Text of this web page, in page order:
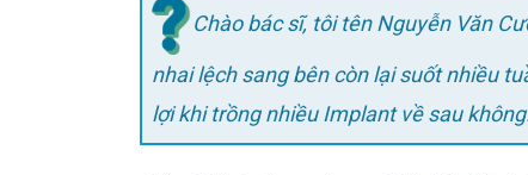
Chào bác sĩ, tôi tên Nguyễn Văn
nhai lệch sang bên còn lại suốt nhiều
lợi khi trồng nhiều Implant về sau